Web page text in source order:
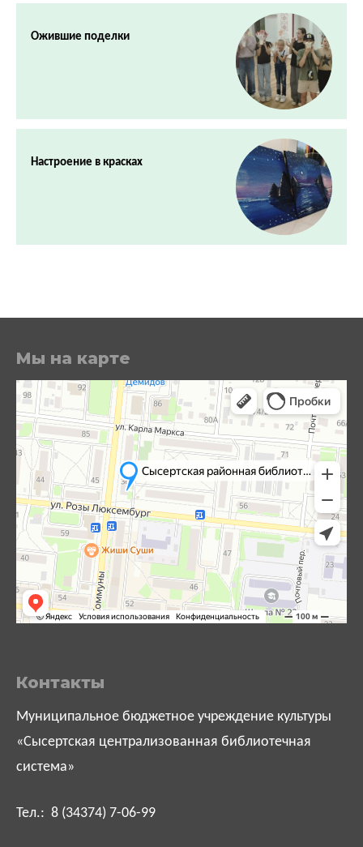
Ожившие поделки
Настроение в красках
Мы на карте
Контакты
Муниципальное бюджетное учреждение культуры
«Сысертская централизованная библиотечная
система»
Тел.: 8 (34374) 7-06-99